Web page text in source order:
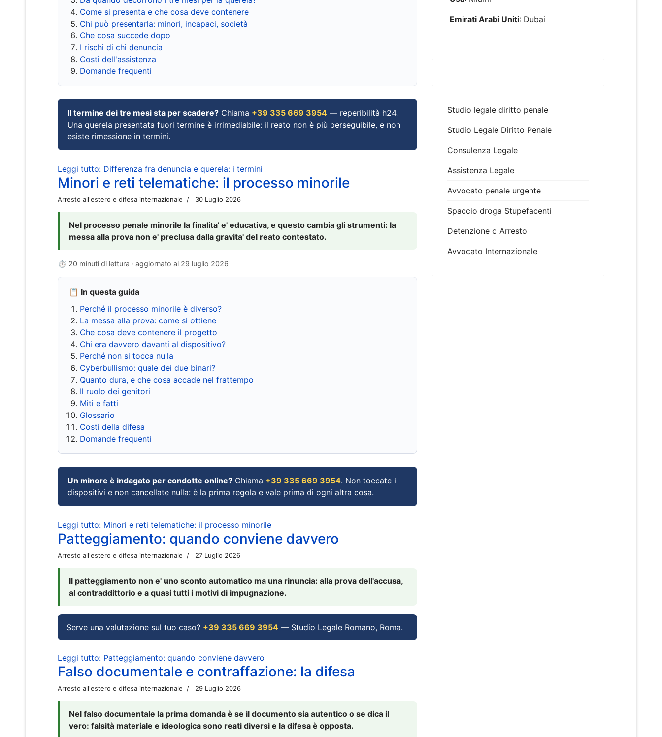
Come si presenta e che cosa deve contenere
Chi può presentarla: minori, incapaci, società
Che cosa succede dopo
I rischi di chi denuncia
Costi dell'assistenza
Domande frequenti
Il termine dei tre mesi sta per scadere? Chiama +39 335 669 3954 — reperibilità h24.
Una querela presentata fuori termine è irrimediabile: il reato non è più perseguibile, e non
esiste rimessione in termini.
Leggi tutto: Differenza fra denuncia e querela: i termini
Minori e reti telematiche: il processo minorile
Arresto all'estero e difesa internazionale 30 Luglio 2026
Nel processo penale minorile la finalita' e' educativa, e questo cambia gli strumenti: la
messa alla prova non e' preclusa dalla gravita' del reato contestato.
⏱ 20 minuti di lettura · aggiornato al 29 luglio 2026
📋 In questa guida
Perché il processo minorile è diverso?
La messa alla prova: come si ottiene
Che cosa deve contenere il progetto
Chi era davvero davanti al dispositivo?
Perché non si tocca nulla
Cyberbullismo: quale dei due binari?
Quanto dura, e che cosa accade nel frattempo
Il ruolo dei genitori
Miti e fatti
Glossario
Costi della difesa
Domande frequenti
Un minore è indagato per condotte online? Chiama +39 335 669 3954. Non toccate i
dispositivi e non cancellate nulla: è la prima regola e vale prima di ogni altra cosa.
Leggi tutto: Minori e reti telematiche: il processo minorile
Patteggiamento: quando conviene davvero
Arresto all'estero e difesa internazionale 27 Luglio 2026
Il patteggiamento non e' uno sconto automatico ma una rinuncia: alla prova dell'accusa,
al contraddittorio e a quasi tutti i motivi di impugnazione.
Serve una valutazione sul tuo caso? +39 335 669 3954 — Studio Legale Romano, Roma.
Leggi tutto: Patteggiamento: quando conviene davvero
Falso documentale e contraffazione: la difesa
Arresto all'estero e difesa internazionale 29 Luglio 2026
Nel falso documentale la prima domanda è se il documento sia autentico o se dica il
vero: falsità materiale e ideologica sono reati diversi e la difesa è opposta.
Emirati Arabi Uniti: Dubai
Studio legale diritto penale
Studio Legale Diritto Penale
Consulenza Legale
Assistenza Legale
Avvocato penale urgente
Spaccio droga Stupefacenti
Detenzione o Arresto
Avvocato Internazionale